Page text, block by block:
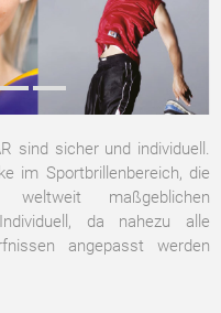
sind sicher und individuell.
im Sportbrillenbereich, die
maßgeblichen
da nahezu alle
angepasst werden